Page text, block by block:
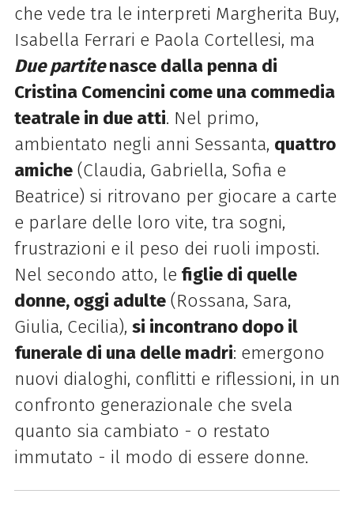
che vede tra le interpreti Margherita Buy,
Isabella Ferrari e Paola Cortellesi, ma
Due partitenasce dalla penna di
Cristina Comencini come una commedia
teatrale in due atti. Nel primo,
ambientato negli anni Sessanta, quattro
amiche(Claudia, Gabriella, Sofia e
Beatrice) si ritrovano per giocare a carte
e parlare delle loro vite, tra sogni,
frustrazioni e il peso dei ruoli imposti.
Nel secondo atto, le figlie di quelle
donne, oggi adulte(Rossana, Sara,
Giulia, Cecilia), si incontrano dopo il
funerale di una delle madri: emergono
nuovi dialoghi, conflitti e riflessioni, in un
confronto generazionale che svela
quanto sia cambiato - o restato
immutato - il modo di essere donne.